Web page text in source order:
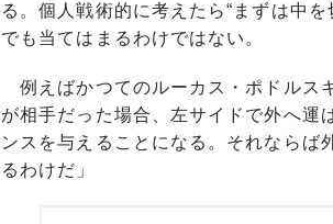
る。個人戦術的に考えたら“まずは中
でも当てはまるわけではない。
例えばかつてのルーカス・ポドルス
が相手だった場合、左サイドで外へ運
ンスを与えることになる。それならば
るわけだ」